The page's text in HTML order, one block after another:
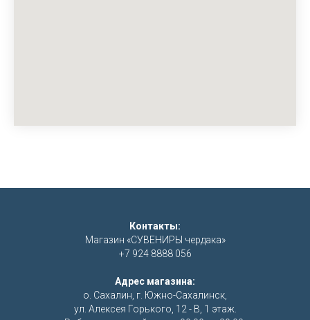
Контакты:
Магазин «СУВЕНИРЫ чердака»
+7 924 8888 056
Адрес магазина:
о. Сахалин, г. Южно-Сахалинск,
ул. Алексея Горького, 12 - В, 1 этаж.